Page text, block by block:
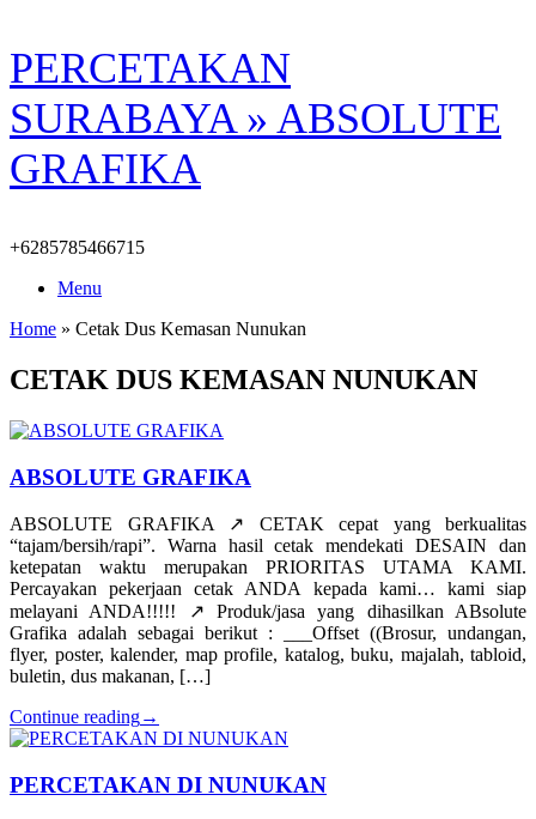
Skip
to
content
PERCETAKAN
SURABAYA » ABSOLUTE
GRAFIKA
+6285785466715
Menu
Home » Cetak Dus Kemasan Nunukan
CETAK DUS KEMASAN NUNUKAN
ABSOLUTE GRAFIKA
ABSOLUTE GRAFIKA ↗️ CETAK cepat yang berkualitas
“tajam/bersih/rapi”. Warna hasil cetak mendekati DESAIN dan
ketepatan waktu merupakan PRIORITAS UTAMA KAMI.
Percayakan pekerjaan cetak ANDA kepada kami… kami siap
melayani ANDA!!!!! ↗️ Produk/jasa yang dihasilkan ABsolute
Grafika adalah sebagai berikut : ___Offset ((Brosur, undangan,
flyer, poster, kalender, map profile, katalog, buku, majalah, tabloid,
buletin, dus makanan, […]
Continue reading→
PERCETAKAN DI NUNUKAN